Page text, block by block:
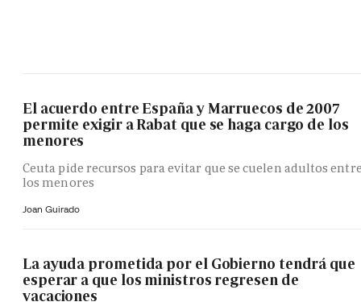
El acuerdo entre España y Marruecos de 2007
permite exigir a Rabat que se haga cargo de los
menores
Ceuta pide recursos para evitar que se cuelen adultos
los menores
Joan Guirado
La ayuda prometida por el Gobierno tendrá que
esperar a que los ministros regresen de
vacaciones